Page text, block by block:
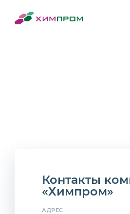
Контакты
«Химпром»
АДРЕС